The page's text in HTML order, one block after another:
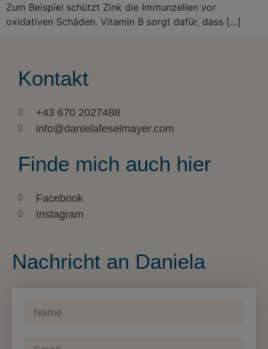
Zum Beispiel schützt Zink die Immunzellen vor
oxidativen Schäden. Vitamin B sorgt dafür, dass […]
Kontakt
+43 670 2027488
info@danielafeselmayer.com
Finde mich auch hier
Facebook
Instagram
Nachricht an Daniela